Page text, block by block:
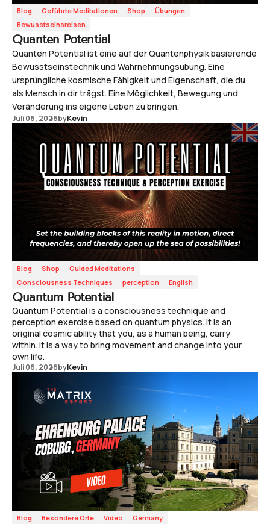
Blog Geführte Meditationen Shop
Übungen
Bewusstseinsreisen
Quanten Potential
Quanten Potential ist eine auf der Quantenphysik basierende
Bewusstseinstechnik und Wahrnehmungsübung. Eine
ursprüngliche kosmische Fähigkeit und Eigenschaft, die du
als Mensch in dir trägst. Eine Möglichkeit, Bewegung und
Veränderung ins eigene Leben zu bringen.
Juli 06, 2026byKevin
Blog Shop
Guided Meditations
Consciousness Techniques
perception English
Quantum Potential
Quantum Potential is a consciousness technique and
perception exercise based on quantum physics. It is an
original cosmic ability that you, as a human being, carry
within. It is a way to bring movement and change into your
own life.
Juli 06, 2026byKevin
Blog Besondere Orte Video Germany